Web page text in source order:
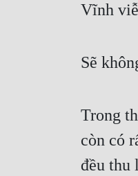
Vĩnh
Sẽ
Trong
còn có
đều thu